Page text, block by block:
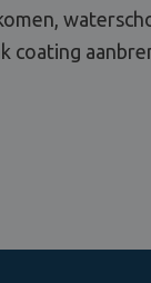
coating